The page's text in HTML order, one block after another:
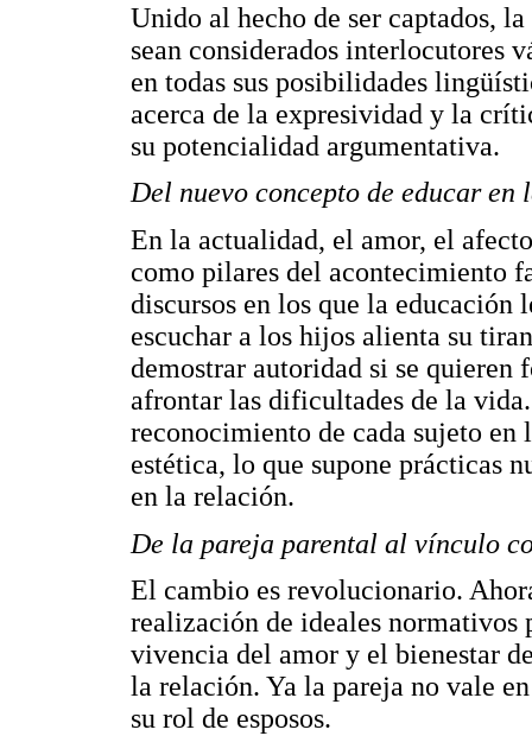
Unido al hecho de ser captados,
sean considerados interlocutores
en todas sus posibilidades
acerca de la expresividad y la
su potencialidad argumentativa.
Del nuevo concepto de educar
En la actualidad, el amor, el
como pilares del acontecimiento
discursos en los que la
escuchar a los hijos alienta su
demostrar autoridad si se quieren
afrontar las dificultades de la
reconocimiento de cada sujeto
estética, lo que supone prácticas
en la relación.
De la pareja parental al vínculo
El cambio es revolucionario.
realización de ideales normativos
vivencia del amor y el bienestar
la relación. Ya la pareja no vale
su rol de esposos.